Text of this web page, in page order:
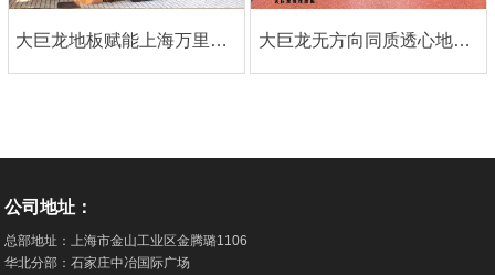
大巨龙地板赋能上海万里路国际青年酒店，重塑旅居空间品质 大巨龙无方向同质透心地板商业场所案例
公司地址：
总部地址：上海市金山工业区金腾璐1106
华北分部：石家庄中冶国际广场